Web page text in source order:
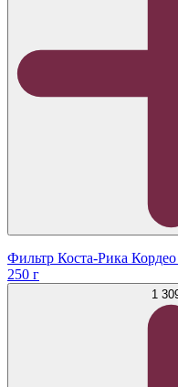
Фильтр Коста-Рика
250 г
1